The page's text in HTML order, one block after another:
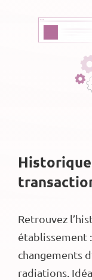
Retrouvez
établissement
changements
radiations.